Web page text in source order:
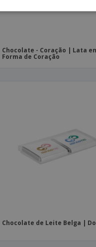
Chocolate - Coração | Lata
Forma de Coração
Chocolate de Leite Belga |